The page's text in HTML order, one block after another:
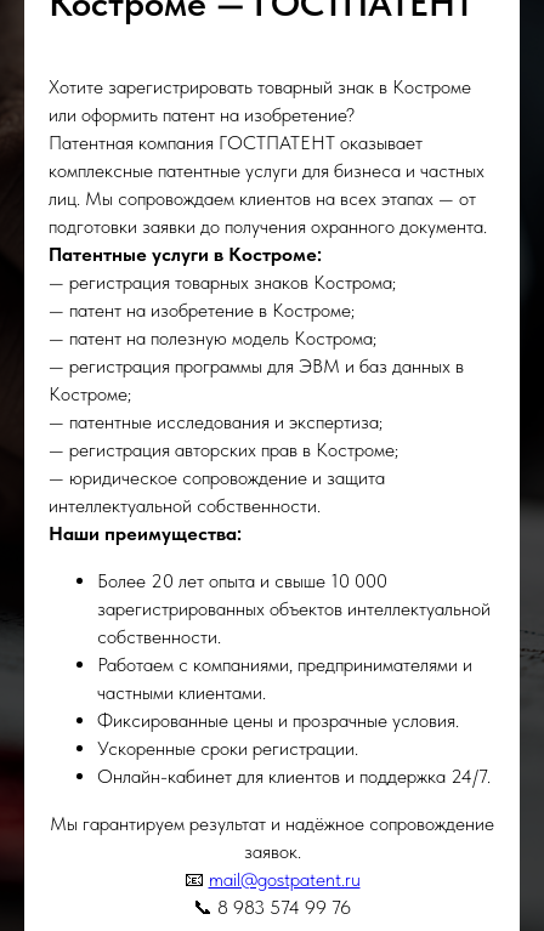
Хотите зарегистрировать товарный знак в Костроме
или оформить патент на изобретение?
Патентная компания ГОСТПАТЕНТ оказывает
комплексные патентные услуги для бизнеса и частных
лиц. Мы сопровождаем клиентов на всех этапах — от
подготовки заявки до получения охранного документа.
Патентные услуги в Костроме:
— регистрация товарных знаков Кострома;
— патент на изобретение в Костроме;
— патент на полезную модель Кострома;
— регистрация программы для ЭВМ и баз данных в
Костроме;
— патентные исследования и экспертиза;
— регистрация авторских прав в Костроме;
— юридическое сопровождение и защита
интеллектуальной собственности.
Наши преимущества:
Более 20 лет опыта и свыше 10 000
зарегистрированных объектов интеллектуальной
собственности.
Работаем с компаниями, предпринимателями и
частными клиентами.
Фиксированные цены и прозрачные условия.
Ускоренные сроки регистрации.
Онлайн-кабинет для клиентов и поддержка 24/7.
Мы гарантируем результат и надёжное сопровождение
заявок.
📧 mail@gostpatent.ru
📞 8 983 574 99 76